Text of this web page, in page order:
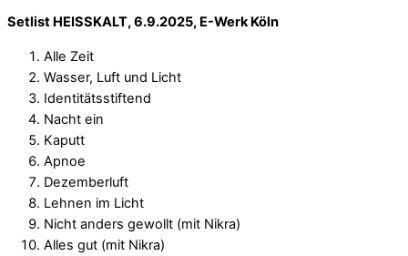
Setlist HEISSKALT, 6.9.2025, E-Werk Köln
Alle Zeit
Wasser, Luft und Licht
Identitätsstiftend
Nacht ein
Kaputt
Apnoe
Dezemberluft
Lehnen im Licht
Nicht anders gewollt (mit Nikra)
Alles gut (mit Nikra)